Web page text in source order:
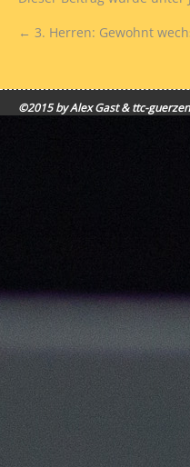
← 3. Herren: Gewohnt
©2015 by Alex Gast & ttc-